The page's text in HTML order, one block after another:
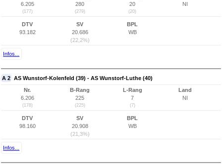
6.205
(177)
280
(279)
20
(20)
NI
DTV
93.182
SV
20.686
(22,2%)
BPL
WB
Infos...
A 2 AS Wunstorf-Kolenfeld (39) - AS Wunstorf-Luthe (40)
Nr.
6.206
(178)
B-Rang
225
(225)
L-Rang
7
(7)
Land
NI
DTV
98.160
SV
20.908
(21,3%)
BPL
WB
Infos...